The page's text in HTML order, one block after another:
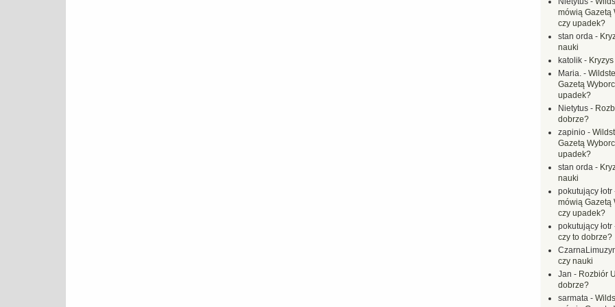
mówią Gazetą
czy upadek?
stan orda -
nauki
katolik -
Maria. -
Gazetą
upadek?
Nietytus -
dobrze?
zapinio -
Gazetą
upadek?
stan orda -
nauki
pokutujący łotr
mówią Gazetą
czy upadek?
pokutujący łotr
czy to dobrze?
czy nauki
Jan - Rozbiór
dobrze?
sarmata -